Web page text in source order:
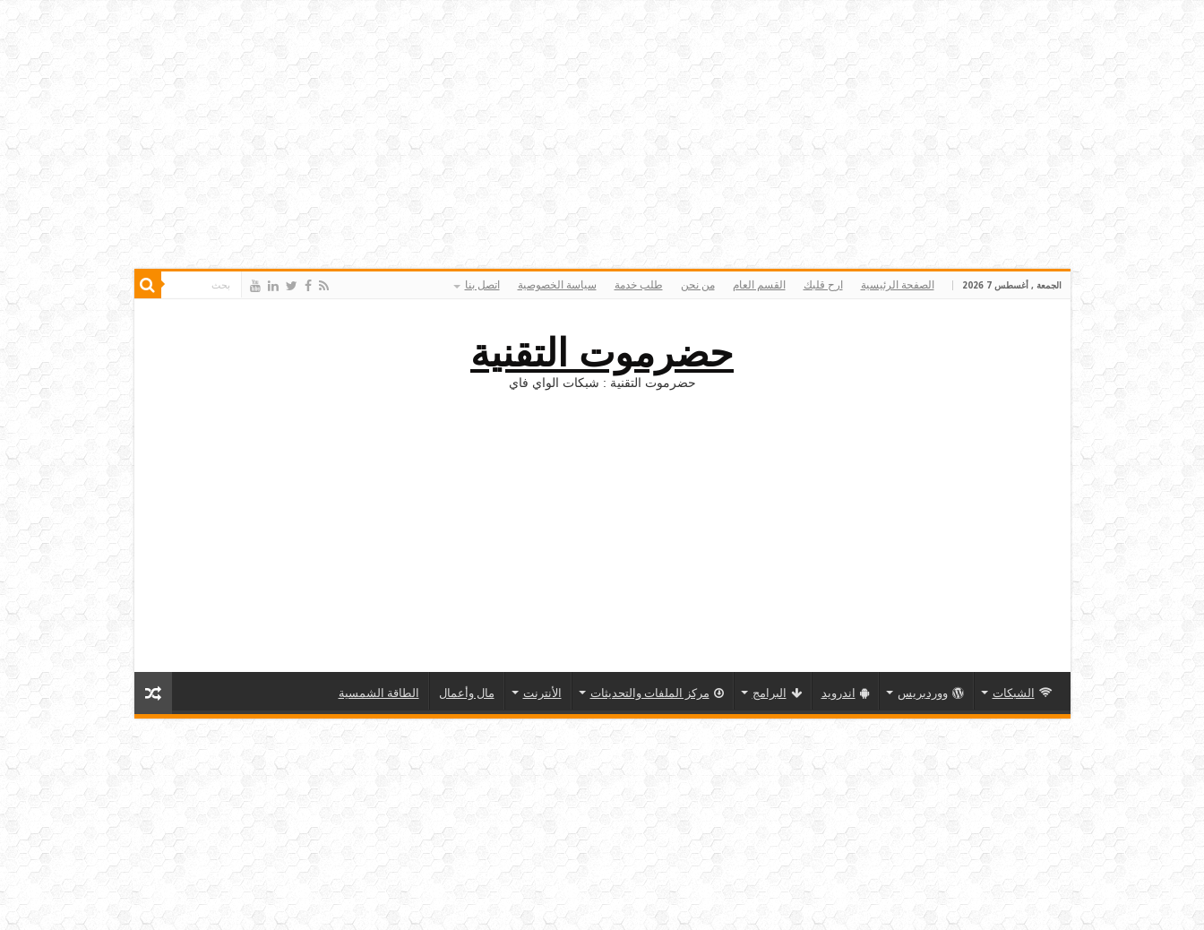
الجمعة , أغسطس 7 2026 الصفحة الرئيسية ارح قلبك القسم العام من نحن طلب خدمة سياسة الخصوصية اتصل بنا
حضرموت التقنية
حضرموت التقنية : شبكات الواي فاي
الشبكات ووردبريس اندرويد البرامج مركز الملفات والتحديثات الأنترنت مال وأعمال الطاقة الشمسية